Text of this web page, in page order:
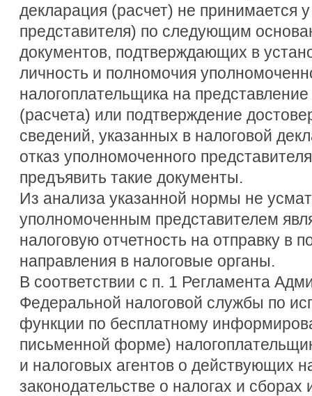
декларация (расчет) не принимается
представителя) по следующим
документов, подтверждающих в
личность и полномочия
налогоплательщика на
(расчета) или подтверждение
сведений, указанных в налоговой
отказ уполномоченного
предъявить такие документы.
Из анализа указанной нормы не
уполномоченным представителем
налоговую отчетность на отправку в
направления в налоговые органы.
В соответствии с п. 1 Регламента
Федеральной налоговой службы по
функции по бесплатному
письменной форме)
и налоговых агентов о действующих
законодательстве о налогах и сборах